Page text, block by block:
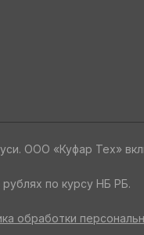
ООО «Куфар Тех»
по курсу НБ РБ.
обработки